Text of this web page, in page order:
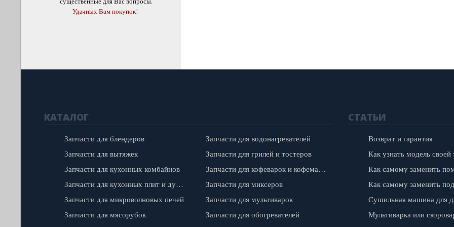
Удачных Вам покупок!
КАТАЛОГ
Запчасти для блендеров
Запчасти для водонагревателей
Запчасти для вытяжек
Запчасти для грилей и тостеров
Запчасти для кухонных комбайнов
Запчасти для кофеварок и кофемашин
Запчасти для кухонных плит и духовок
Запчасти для миксеров
Запчасти для микроволновых печей
Запчасти для мультиварок
Запчасти для мясорубок
Запчасти для обогревателей
СТАТЬИ
Возврат и гарантия